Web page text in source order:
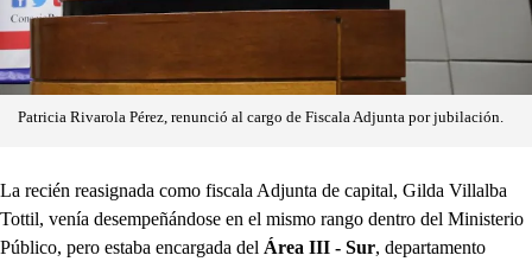
Patricia Rivarola Pérez, renunció al cargo de Fiscala Adjunta por jubilación.
La recién reasignada como fiscala Adjunta de capital, Gilda Villalba
Tottil, venía desempeñándose en el mismo rango dentro del Ministerio
Público, pero estaba encargada del Área III - Sur, departamento